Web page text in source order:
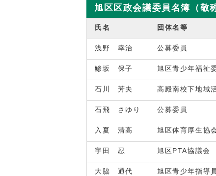
旭区区政会議委員名簿（敬
氏名 団体名等
浅野 幸治 公募委員
鯵坂 保子 旭区青少年福祉
石川 芳夫 高殿南校下地域
石飛 さゆり 公募委員
入夏 清高 旭区体育厚生協
宇田 忍 旭区PTA協議会
大脇 通代 旭区青少年指導